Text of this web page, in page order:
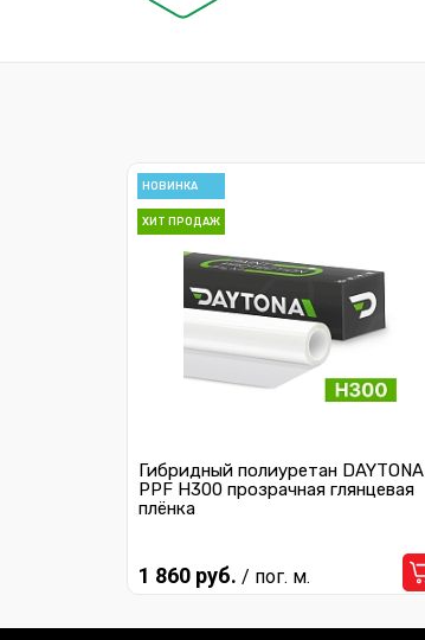
НОВИНКА
ХИТ ПРОДАЖ
Гибридный полиуретан DAYTONA
PPF H300 прозрачная глянцевая
плёнка
1 860 руб. / пог. м.